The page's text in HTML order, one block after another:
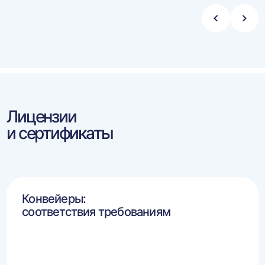
Стрелка
Лицензии
и сертификаты
Конвейеры:
соответствия требованиям